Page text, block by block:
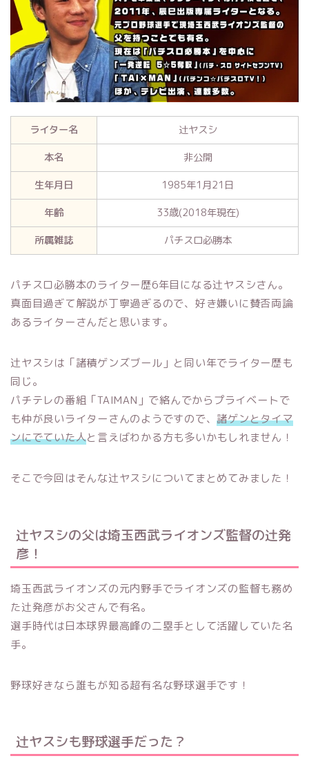
ライター名
辻ヤスシ
本名
非公開
生年月日
1985年1月21日
年齢
33歳(2018年現在)
所属雑誌
パチスロ必勝本
パチスロ必勝本のライター歴6年目になる辻ヤスシさん。
真面目過ぎて解説が丁寧過ぎるので、好き嫌いに賛否両論
あるライターさんだと思います。
辻ヤスシは「諸積ゲンズブール」と同い年でライター歴も
同じ。
パチテレの番組「TAIMAN」で絡んでからプライベートで
も仲が良いライターさんのようですので、諸ゲンとタイマ
ンにでていた人と言えばわかる方も多いかもしれません！
そこで今回はそんな辻ヤスシについてまとめてみました！
辻ヤスシの父は埼玉西武ライオンズ監督の辻発
彦！
埼玉西武ライオンズの元内野手でライオンズの監督も務め
た辻発彦がお父さんで有名。
選手時代は日本球界最高峰の二塁手として活躍していた名
手。
野球好きなら誰もが知る超有名な野球選手です！
辻ヤスシも野球選手だった？